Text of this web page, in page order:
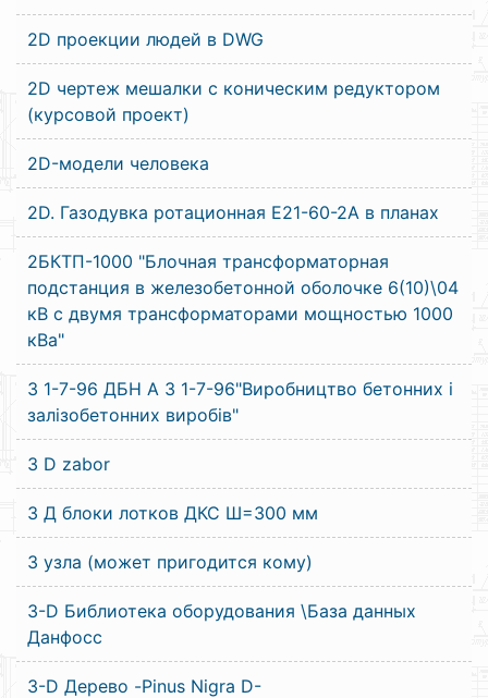
2D проекции людей в DWG
2D чертеж мешалки с коническим редуктором
(курсовой проект)
2D-модели человека
2D. Газодувка ротационная Е21-60-2А в планах
2БКТП-1000 "Блочная трансформаторная
подстанция в железобетонной оболочке 6(10)\04
кВ с двумя трансформаторами мощностью 1000
кВа"
3 1-7-96 ДБН А 3 1-7-96"Виробництво бетонних і
залізобетонних виробів"
3 D zabor
3 Д блоки лотков ДКС Ш=300 мм
3 узла (может пригодится кому)
3-D Библиотека оборудования \База данных
Данфосс
3-D Дерево -Pinus Nigra D-